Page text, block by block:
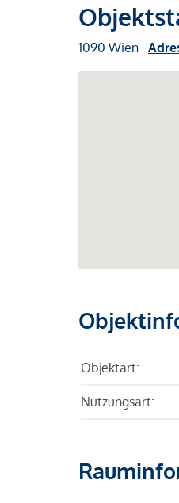
1090 Wien
Objektart:
Nutzungsart: